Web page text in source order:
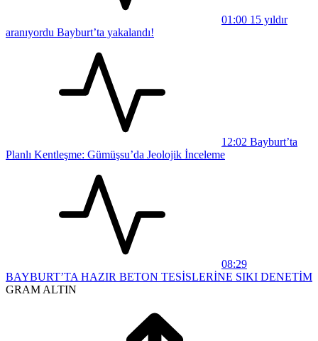
01:00 15 yıldır
aranıyordu Bayburt’ta yakalandı!
12:02 Bayburt’ta
Planlı Kentleşme: Gümüşsu’da Jeolojik İnceleme
08:29
BAYBURT’TA HAZIR BETON TESİSLERİNE SIKI DENETİM
GRAM ALTIN